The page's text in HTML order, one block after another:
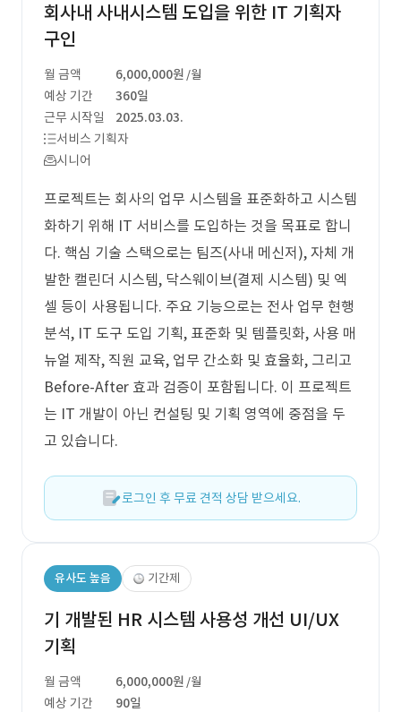
회사내 사내시스템 도입을 위한 IT 기획자
구인
월 금액 6,000,000원 /월
예상 기간
360일
근무 시작일
2025.03.03.
서비스 기획자
시니어
프로젝트는 회사의 업무 시스템을 표준화하고 시스템
화하기 위해 IT 서비스를 도입하는 것을 목표로 합니
다. 핵심 기술 스택으로는 팀즈(사내 메신저), 자체 개
발한 캘린더 시스템, 닥스웨이브(결제 시스템) 및 엑
셀 등이 사용됩니다. 주요 기능으로는 전사 업무 현행
분석, IT 도구 도입 기획, 표준화 및 템플릿화, 사용 매
뉴얼 제작, 직원 교육, 업무 간소화 및 효율화, 그리고
Before-After 효과 검증이 포함됩니다. 이 프로젝트
는 IT 개발이 아닌 컨설팅 및 기획 영역에 중점을 두
고 있습니다.
로그인 후 무료 견적 상담 받으세요.
유사도 높음 기간제
기 개발된 HR 시스템 사용성 개선 UI/UX
기획
월 금액 6,000,000원 /월
예상 기간
90일